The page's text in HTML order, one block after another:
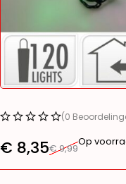
(0
€9,99
€ 8,35 Op